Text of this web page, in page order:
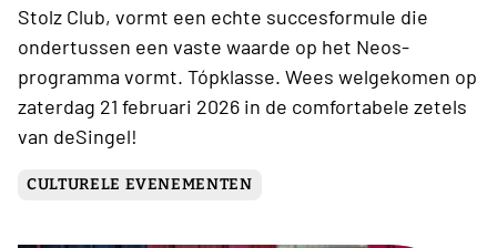
Stolz Club, vormt een echte succesformule die
ondertussen een vaste waarde op het Neos-
programma vormt. Tópklasse. Wees welgekomen op
zaterdag 21 februari 2026 in de comfortabele zetels
van deSingel!
CULTURELE EVENEMENTEN